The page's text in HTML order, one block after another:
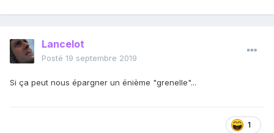
Lancelot
Posté 19 septembre 2019
Si ça peut nous épargner un énième "grenelle"...
1